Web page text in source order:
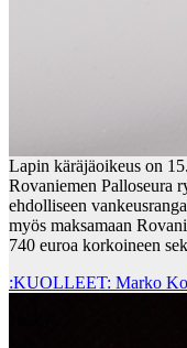
Lapin käräjäoikeus on
Rovaniemen Palloseura
ehdolliseen
myös maksamaan
740 euroa korkoineen
:KUOLLEET: Marko